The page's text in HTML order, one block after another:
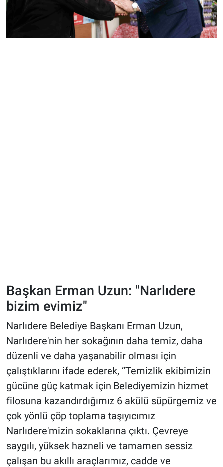
Başkan Erman Uzun: "Narlıdere
bizim evimiz"
Narlıdere Belediye Başkanı Erman Uzun,
Narlıdere'nin her sokağının daha temiz, daha
düzenli ve daha yaşanabilir olması için
çalıştıklarını ifade ederek, “Temizlik ekibimizin
gücüne güç katmak için Belediyemizin hizmet
filosuna kazandırdığımız 6 akülü süpürgemiz ve
çok yönlü çöp toplama taşıyıcımız
Narlıdere'mizin sokaklarına çıktı. Çevreye
saygılı, yüksek hazneli ve tamamen sessiz
çalışan bu akıllı araçlarımız, cadde ve